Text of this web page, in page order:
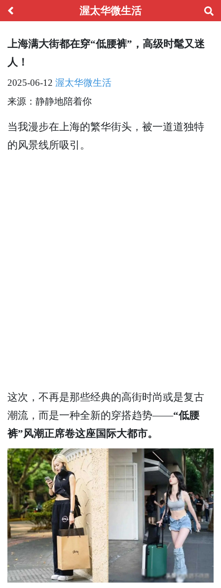
渥太华微生活
上海满大街都在穿“低腰裤”，高级时髦又迷
人！
2025-06-12 渥太华微生活
来源：静静地陪着你
当我漫步在上海的繁华街头，被一道道独特
的风景线所吸引。
这次，不再是那些经典的高街时尚或是复古
潮流，而是一种全新的穿搭趋势——“低腰
裤”风潮正席卷这座国际大都市。